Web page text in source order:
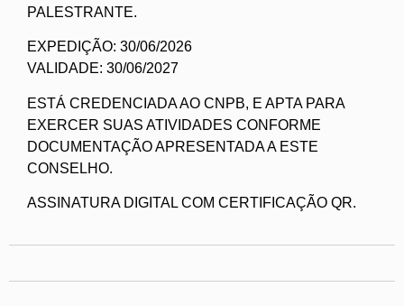
PALESTRANTE.
EXPEDIÇÃO: 30/06/2026
VALIDADE: 30/06/2027
ESTÁ CREDENCIADA AO CNPB, E APTA PARA
EXERCER SUAS ATIVIDADES CONFORME
DOCUMENTAÇÃO APRESENTADA A ESTE
CONSELHO.
ASSINATURA DIGITAL COM CERTIFICAÇÃO QR.